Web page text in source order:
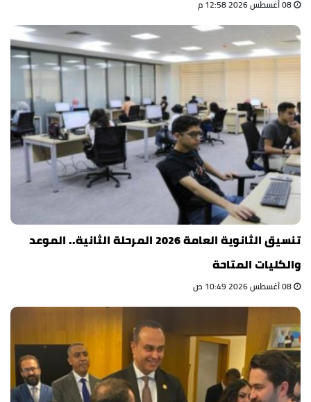
تنسيق الثانوية العامة 2026 المرحلة الثانية.. الموعد
والكليات المتاحة